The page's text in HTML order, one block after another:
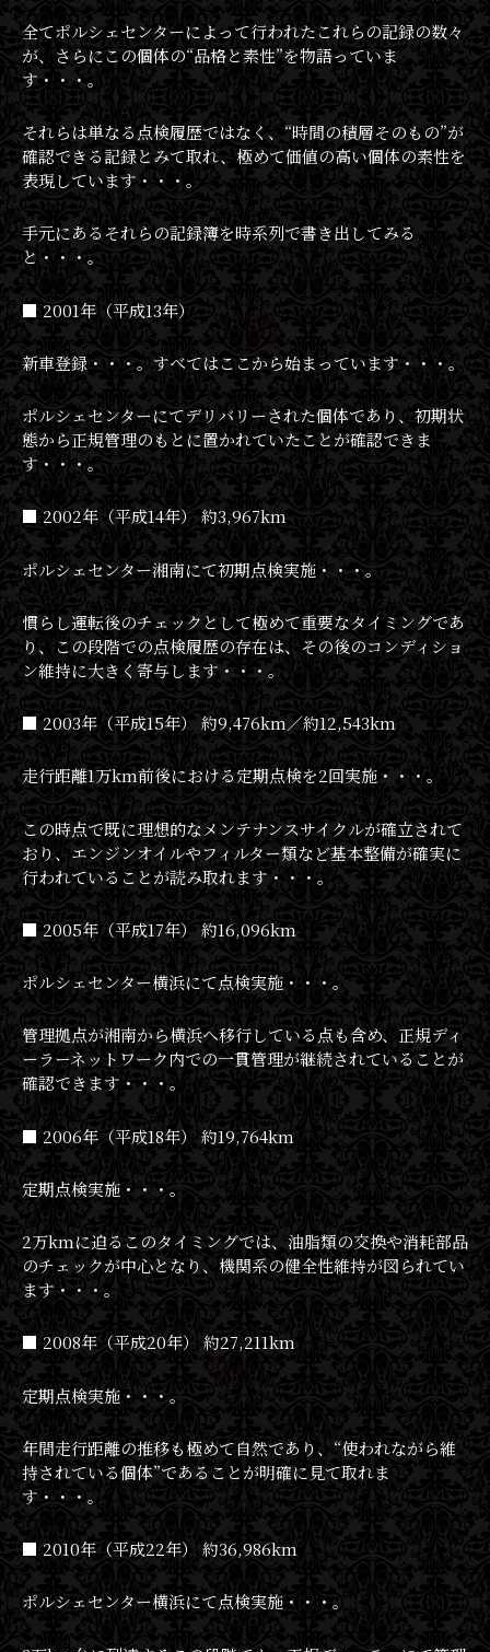
全てポルシェセンターによって行われたこれらの記録の数々
が、さらにこの個体の“品格と素性”を物語っていま
す・・・。
それらは単なる点検履歴ではなく、“時間の積層そのもの”が
確認できる記録とみて取れ、極めて価値の高い個体の素性を
表現しています・・・。
手元にあるそれらの記録簿を時系列で書き出してみる
と・・・。
■ 2001年（平成13年）
新車登録・・・。すべてはここから始まっています・・・。
ポルシェセンターにてデリバリーされた個体であり、初期状
態から正規管理のもとに置かれていたことが確認できま
す・・・。
■ 2002年（平成14年） 約3,967km
ポルシェセンター湘南にて初期点検実施・・・。
慣らし運転後のチェックとして極めて重要なタイミングであ
り、この段階での点検履歴の存在は、その後のコンディショ
ン維持に大きく寄与します・・・。
■ 2003年（平成15年） 約9,476km／約12,543km
走行距離1万km前後における定期点検を2回実施・・・。
この時点で既に理想的なメンテナンスサイクルが確立されて
おり、エンジンオイルやフィルター類など基本整備が確実に
行われていることが読み取れます・・・。
■ 2005年（平成17年） 約16,096km
ポルシェセンター横浜にて点検実施・・・。
管理拠点が湘南から横浜へ移行している点も含め、正規ディ
ーラーネットワーク内での一貫管理が継続されていることが
確認できます・・・。
■ 2006年（平成18年） 約19,764km
定期点検実施・・・。
2万kmに迫るこのタイミングでは、油脂類の交換や消耗部品
のチェックが中心となり、機関系の健全性維持が図られてい
ます・・・。
■ 2008年（平成20年） 約27,211km
定期点検実施・・・。
年間走行距離の推移も極めて自然であり、“使われながら維
持されている個体”であることが明確に見て取れま
す・・・。
■ 2010年（平成22年） 約36,986km
ポルシェセンター横浜にて点検実施・・・。